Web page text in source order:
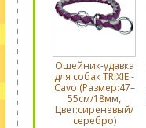
Ошейник-удавка
для собак TRIXIE -
Cavo (Размер:47–
55см/18мм,
Цвет:сиреневый/
серебро)